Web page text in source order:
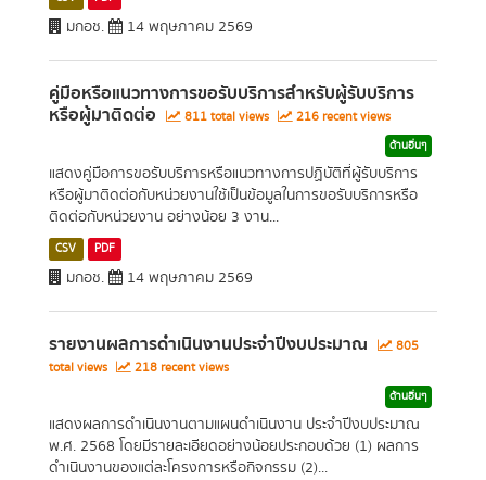
มกอช. 14 พฤษภาคม 2569
คู่มือหรือแนวทางการขอรับบริการสำหรับผู้รับบริการ
หรือผู้มาติดต่อ 811 total views 216 recent views
ด้านอื่นๆ
แสดงคู่มือการขอรับบริการหรือแนวทางการปฏิบัติที่ผู้รับบริการ
หรือผู้มาติดต่อกับหน่วยงานใช้เป็นข้อมูลในการขอรับบริการหรือ
ติดต่อกับหน่วยงาน อย่างน้อย 3 งาน...
CSV PDF
มกอช. 14 พฤษภาคม 2569
รายงานผลการดำเนินงานประจำปีงบประมาณ
805
total views
218 recent views
ด้านอื่นๆ
แสดงผลการดำเนินงานตามแผนดำเนินงาน ประจำปีงบประมาณ
พ.ศ. 2568 โดยมีรายละเอียดอย่างน้อยประกอบด้วย (1) ผลการ
ดำเนินงานของแต่ละโครงการหรือกิจกรรม (2)...